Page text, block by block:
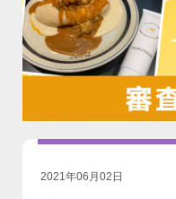
2021年06月02日